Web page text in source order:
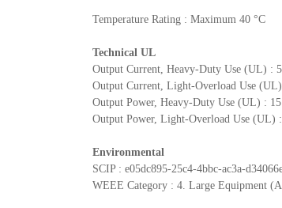
Temperature Rating : Maximum 40 °C
Technical UL
Output Current, Heavy-Duty Use (UL) :
Output Current, Light-Overload Use
Output Power, Heavy-Duty Use (UL) :
Output Power, Light-Overload Use (UL)
Environmental
SCIP : e05dc895-25c4-4bbc-ac3a-
WEEE Category : 4. Large Equipment